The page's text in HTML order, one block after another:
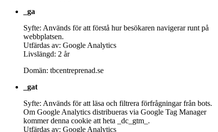
_ga
Syfte: Används för att förstå hur besökaren navigerar runt på
webbplatsen.
Utfärdas av: Google Analytics
Livslängd: 2 år
Domän: tbcentreprenad.se
_gat
Syfte: Används för att läsa och filtrera förfrågningar från bots.
Om Google Analytics distribueras via Google Tag Manager
kommer denna cookie att heta _dc_gtm_.
Utfärdas av: Google Analytics